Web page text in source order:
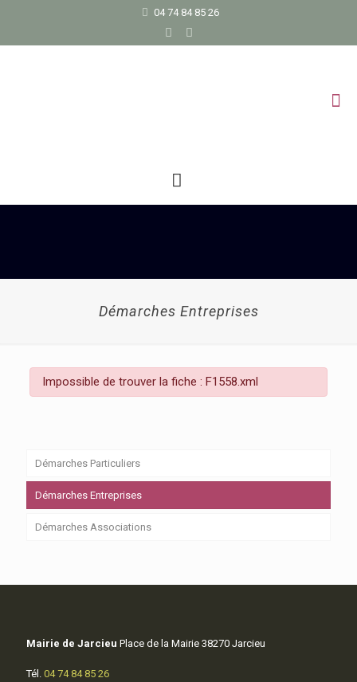
04 74 84 85 26
Démarches Entreprises
Impossible de trouver la fiche : F1558.xml
Démarches Particuliers
Démarches Entreprises
Démarches Associations
Mairie de Jarcieu Place de la Mairie 38270 Jarcieu
Tél. 04 74 84 85 26